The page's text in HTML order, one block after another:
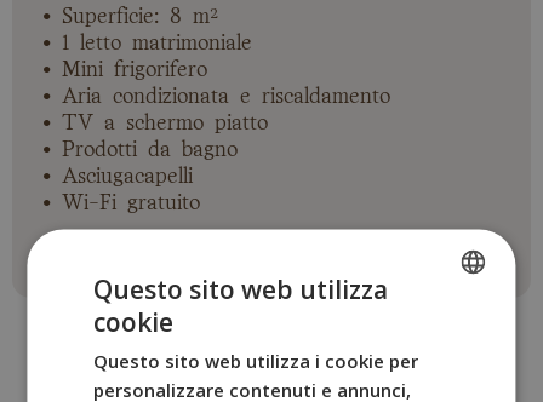
• Superficie: 8 m²
• 1 letto matrimoniale
• Mini frigorifero
• Aria condizionata e riscaldamento
• TV a schermo piatto
• Prodotti da bagno
• Asciugacapelli
• Wi-Fi gratuito
ENGLISH
Questo sito web utilizza
cookie
Questo sito web utilizza i cookie per
personalizzare contenuti e annunci,